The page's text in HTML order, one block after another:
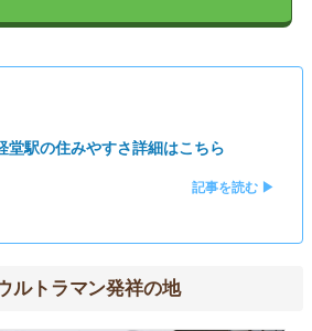
堂駅の住みやすさ詳細はこちら
記事を読む ▶
ルトラマン発祥の地